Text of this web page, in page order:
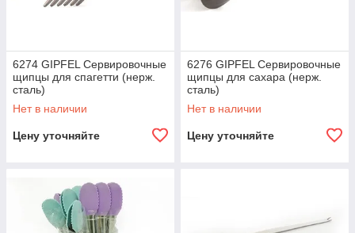
6274 GIPFEL Сервировочные
щипцы для спагетти (нерж.
сталь)
Нет в наличии
Цену уточняйте
6276 GIPFEL Сервировочные
щипцы для сахара (нерж.
сталь)
Нет в наличии
Цену уточняйте